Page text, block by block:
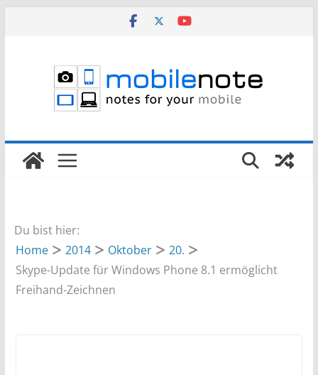
Du bist hier:
Home
2014 Oktober
20.
Skype-Update für Windows Phone 8.1 ermöglicht
Freihand-Zeichnen